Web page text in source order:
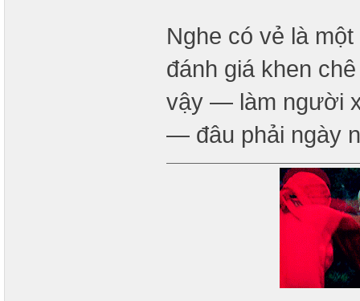
Nghe có vẻ là
đánh giá khen
vậy — làm người
— đâu phải ngày